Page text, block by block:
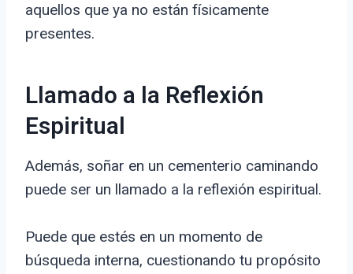
aquellos que ya no están físicamente
presentes.
Llamado a la Reflexión
Espiritual
Además, soñar en un cementerio caminando
puede ser un llamado a la reflexión espiritual.
Puede que estés en un momento de
búsqueda interna, cuestionando tu propósito